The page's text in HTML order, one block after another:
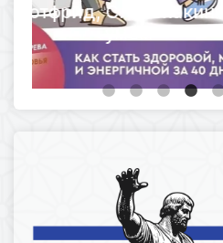
Осьминина,